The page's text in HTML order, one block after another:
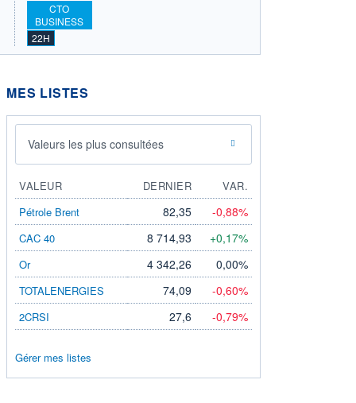
CTO
BUSINESS
22H
0,00%
0,00%
0,00%
0,00%
0,00%
0,00%
0,00%
0,00%
MES LISTES
Valeurs les plus consultées
VALEUR DERNIER
VAR.
Pétrole Brent
82,35 -0,88%
CAC 40 8 714,93 +0,17%
Or 4 342,26 0,00%
TOTALENERGIES 74,09 -0,60%
2CRSI 27,6 -0,79%
Gérer mes listes